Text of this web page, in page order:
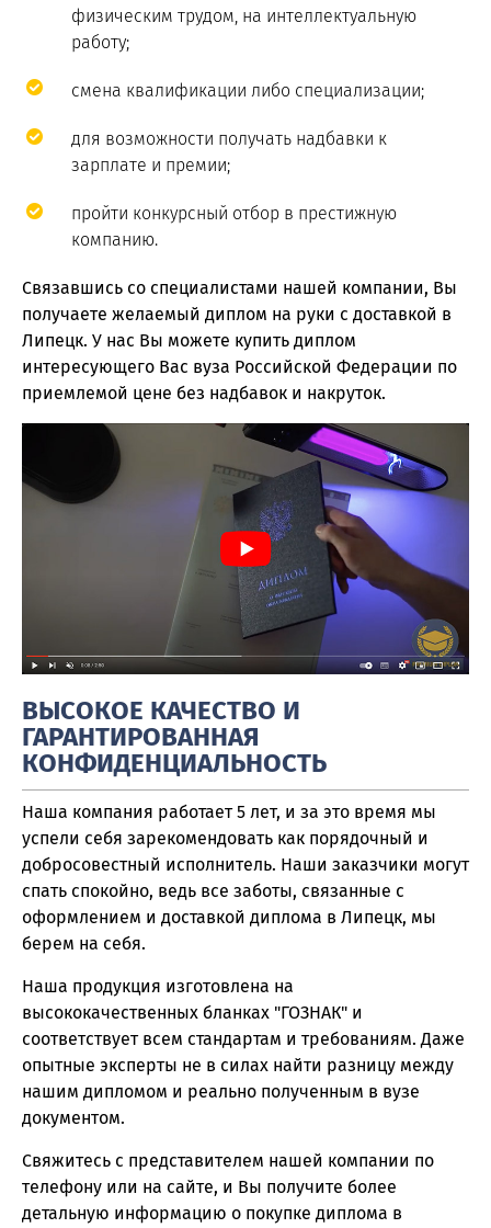
физическим трудом, на интеллектуальную
работу;
смена квалификации либо специализации;
для возможности получать надбавки к
зарплате и премии;
пройти конкурсный отбор в престижную
компанию.
Связавшись со специалистами нашей компании, Вы
получаете желаемый диплом на руки с доставкой в
Липецк. У нас Вы можете купить диплом
интересующего Вас вуза Российской Федерации по
приемлемой цене без надбавок и накруток.
ВЫСОКОЕ КАЧЕСТВО И
ГАРАНТИРОВАННАЯ
КОНФИДЕНЦИАЛЬНОСТЬ
Наша компания работает 5 лет, и за это время мы
успели себя зарекомендовать как порядочный и
добросовестный исполнитель. Наши заказчики могут
спать спокойно, ведь все заботы, связанные с
оформлением и доставкой диплома в Липецк, мы
берем на себя.
Наша продукция изготовлена на
высококачественных бланках "ГОЗНАК" и
соответствует всем стандартам и требованиям. Даже
опытные эксперты не в силах найти разницу между
нашим дипломом и реально полученным в вузе
документом.
Свяжитесь с представителем нашей компании по
телефону или на сайте, и Вы получите более
детальную информацию о покупке диплома в